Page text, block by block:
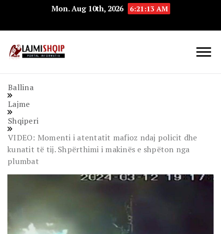
Mon. Aug 10th, 2026 6:21:14 AM
Ballina
Lajme
Shqiperi
VIDEO: Momenti i atentatit mafioz ndaj policit dhe
kunatit të tij. Shpërthimi i makinës e shpëton nga
plumbat